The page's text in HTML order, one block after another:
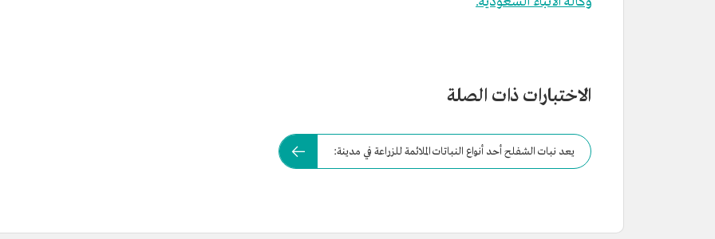
الاختبارات ذات الصلة
يعد نبات الشفلح أحد أنواع النباتات الملائمة للزراعة في مدينة: